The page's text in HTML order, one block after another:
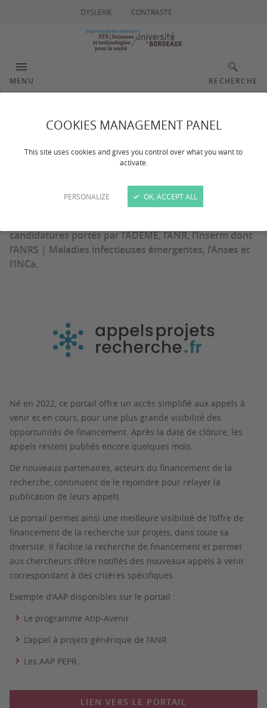
COOKIES MANAGEMENT PANEL
This site uses cookies and gives you control over what you want to
activate.
PERSONALIZE OK, ACCEPT ALL
DYSLEXIE CONTRASTE
MENU RECHERCHE
appelsprojetsrecherche.fr est un portail qui centralise
candidatures portés par l’ADEME, l’ANR, l’Inserm dont
l’ANRS | Maladies infectieuses émergentes, l’Anses et
l’INCa.
Né en 2022, ce portail offre un accès simplifié aux appels à
venir et en cours, pour une plus grande visibilité des
opportunités de financement. Après la date de clôture, les
appels restent publiés encore quelques mois.
De nouveaux partenaires, acteurs du financement de la
recherche, continuent de le rejoindre pour relayer la
publication de leurs appels.
Le portail permet ainsi une meilleure visibilité de l’offre de
financement de la recherche sur projets, dans toute sa
diversité. Il facilite la recherche de financement et permet
aux chercheurs d’être notifiés des nouveaux appels à venir
correspondant à des critères spécifiques.
Exemple d'AAP disponibles sur le portail :
Le programme Atip-Avenir
L’appel à projets générique de l’ANR
Les AAP PEPR...
LIEN VERS LE PORTAIL